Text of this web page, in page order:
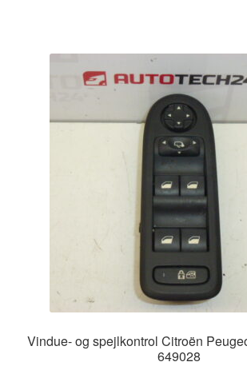
Vindue- og spejlkontrol Citroën
649028